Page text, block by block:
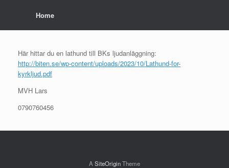
Home
Här hittar du en lathund till BKs ljudanläggning:
http://biten.se/wp-content/uploads/2023/10/Lathund-for-
kyrkljud.pdf
MVH Lars
0790760456
A SiteOriginTheme